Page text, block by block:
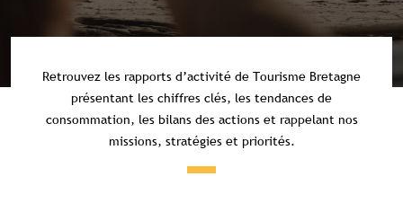
Retrouvez les rapports d’activité de Tourisme Bretagne
présentant les chiffres clés, les tendances de
consommation, les bilans des actions et rappelant nos
missions, stratégies et priorités.